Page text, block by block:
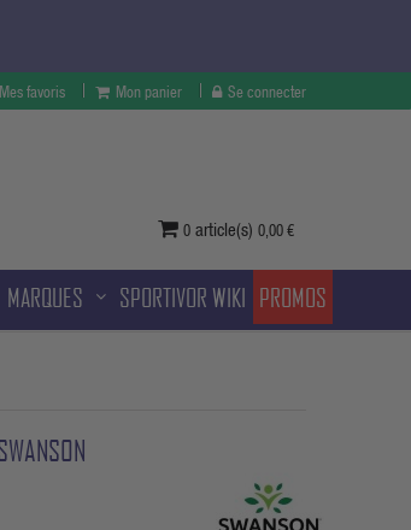
frais
Mes favoris Mon panier Se connecter
0 article(s) 0,00 €
MARQUES SPORTIVOR WIKI PROMOS